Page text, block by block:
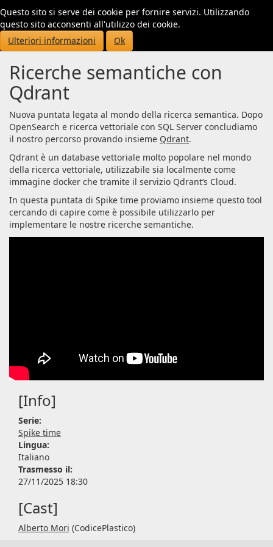
Questo sito si serve dei cookie per fornire servizi. Utilizzando
questo sito acconsenti all'utilizzo dei cookie.
Ulteriori informazioni
Ok
Ricerche semantiche con
Qdrant
Nuova puntata legata al mondo della ricerca semantica. Dopo
OpenSearch e ricerca vettoriale con SQL Server concludiamo
il nostro percorso provando insieme Qdrant.
Qdrant è un database vettoriale molto popolare nel mondo
della ricerca vettoriale, utilizzabile sia localmente come
immagine docker che tramite il servizio Qdrant’s Cloud.
In questa puntata di Spike time proviamo insieme questo tool
cercando di capire come è possibile utilizzarlo per
implementare le nostre ricerche semantiche.
[Info]
Serie:
Spike time
Lingua:
Italiano
Trasmesso il:
27/11/2025 18:30
[Cast]
Alberto Mori (CodicePlastico)